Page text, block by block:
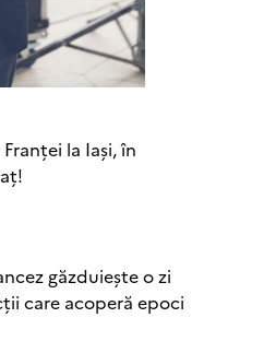
la Iași, în
găzduiește o zi
care acoperă epoci